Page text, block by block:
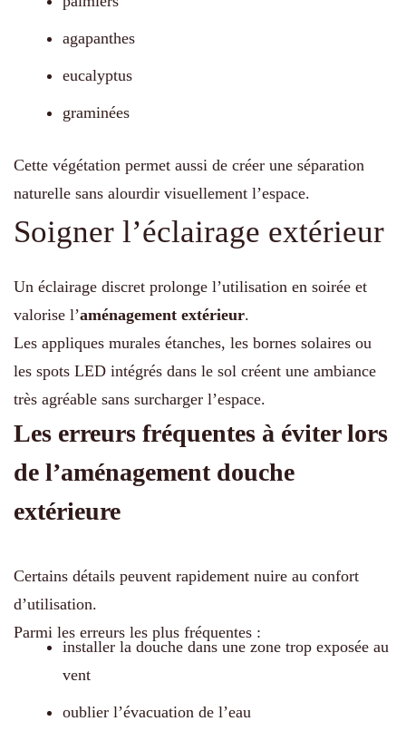
agapanthes
eucalyptus
graminées
Cette végétation permet aussi de créer une séparation
naturelle sans alourdir visuellement l’espace.
Soigner l’éclairage extérieur
Un éclairage discret prolonge l’utilisation en soirée et
valorise l’aménagement extérieur.
Les appliques murales étanches, les bornes solaires ou
les spots LED intégrés dans le sol créent une ambiance
très agréable sans surcharger l’espace.
Les erreurs fréquentes à éviter lors
de l’aménagement douche
extérieure
Certains détails peuvent rapidement nuire au confort
d’utilisation.
Parmi les erreurs les plus fréquentes :
installer la douche dans une zone trop exposée au
vent
oublier l’évacuation de l’eau